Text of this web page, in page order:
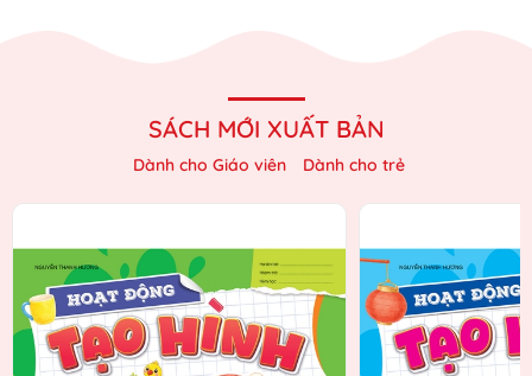
SÁCH MỚI XUẤT BẢN
Dành cho Giáo viên Dành cho trẻ